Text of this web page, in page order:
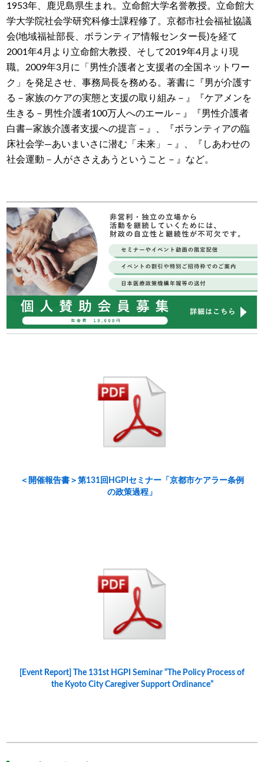
1953年、鹿児島県生まれ。立命館大学名誉教授。立命館大
学大学院社会学研究科修士課程修了。京都市社会福祉協議
会(地域福祉部長、ボランティア情報センター長)を経て
2001年4月より立命館大教授、そして2019年4月より現
職。2009年3月に「男性介護者と支援者の全国ネットワー
ク」を発足させ、事務局長を務める。著書に『男が介護す
る－家族のケアの実態と支援の取り組み－』『ケアメンを
生きる－男性介護者100万人へのエール－』『男性介護者
白書―家族介護者支援への提言－』、『ボランティアの臨
床社会学―あいまいさに潜む「未来」－』、『しあわせの
社会運動－人がささえあうということ－』など。
＜開催報告書＞第131回HGPIセミナー「京都市ケアラー条例
の政策過程」
[Event Report] The 131st HGPI Seminar “The Policy Process of
the Kyoto City Caregiver Support Ordinance”